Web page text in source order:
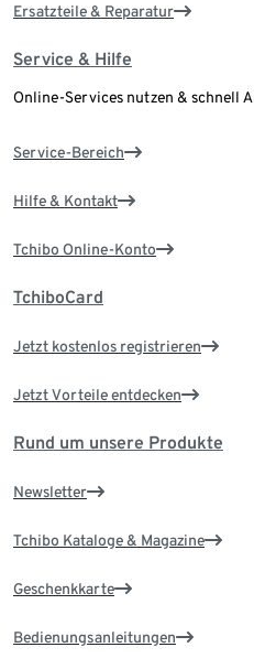
Ersatzteile & Reparatur
Service & Hilfe
Online-Services nutzen & schnell
Service-Bereich
Hilfe & Kontakt
Tchibo Online-Konto
TchiboCard
Jetzt kostenlos registrieren
Jetzt Vorteile entdecken
Rund um unsere Produkte
Newsletter
Tchibo Kataloge & Magazine
Geschenkkarte
Bedienungsanleitungen